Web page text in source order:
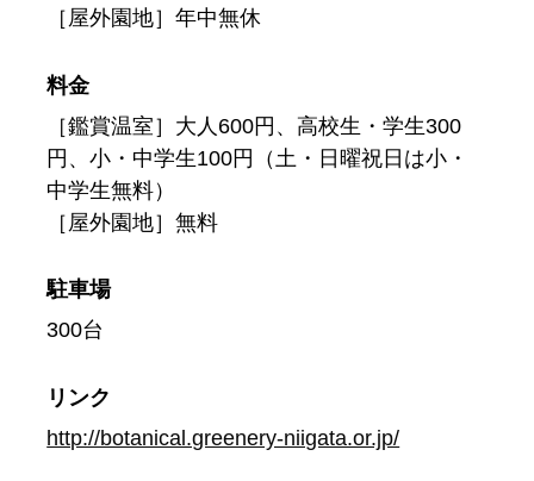
［屋外園地］年中無休
料金
［鑑賞温室］大人600円、高校生・学生300
円、小・中学生100円（土・日曜祝日は小・
中学生無料）
［屋外園地］無料
駐車場
300台
リンク
http://botanical.greenery-niigata.or.jp/